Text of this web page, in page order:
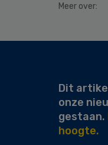
Meer over:
Dit
onze
gestaan.
hoogte.